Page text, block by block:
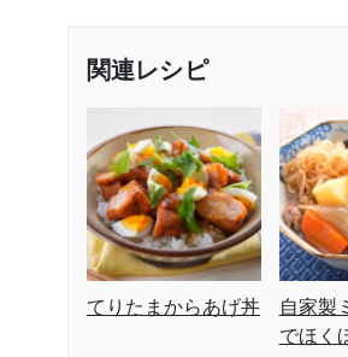
関連レシピ
てりたまからあげ丼
自家製
でほく